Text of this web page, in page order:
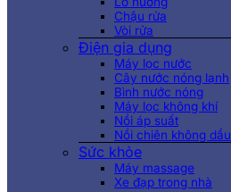
Chậu rửa
Vòi rửa
Điện gia dụng
Máy lọc nước
Cây nước nóng lạnh
Bình nước nóng
Máy lọc không khí
Nồi áp suất
Nồi chiên không dầu
Sức khỏe
Máy massage
Xe đạp trong nhà